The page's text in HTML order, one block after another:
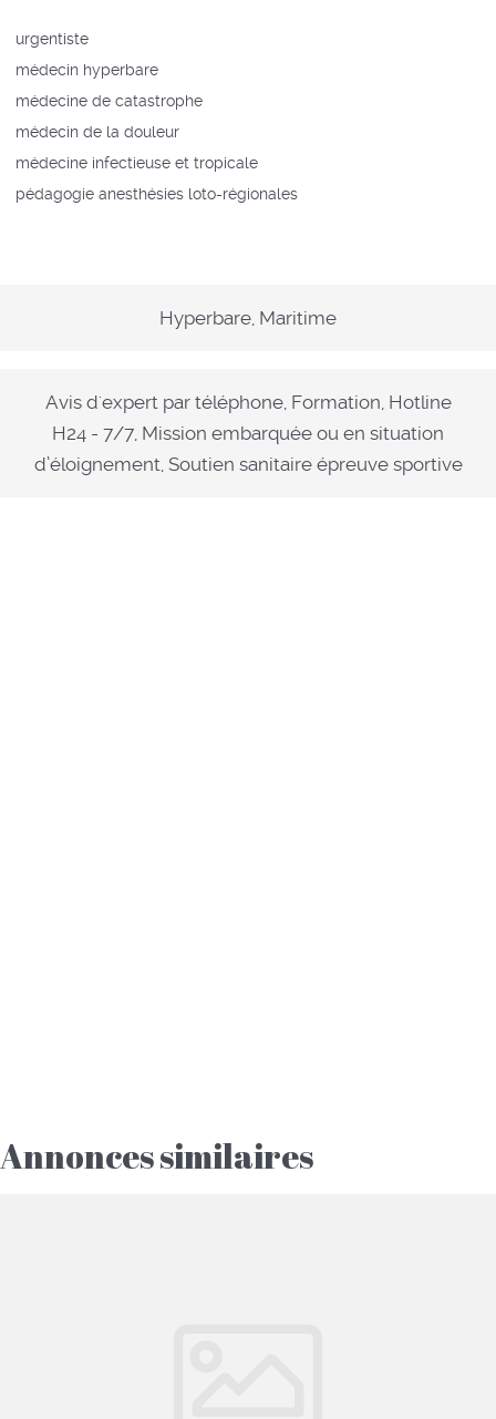
urgentiste
médecin hyperbare
médecine de catastrophe
médecin de la douleur
médecine infectieuse et tropicale
pédagogie anesthésies loto-régionales
Hyperbare, Maritime
Avis d'expert par téléphone, Formation, Hotline
H24 - 7/7, Mission embarquée ou en situation
d’éloignement, Soutien sanitaire épreuve sportive
Annonces similaires